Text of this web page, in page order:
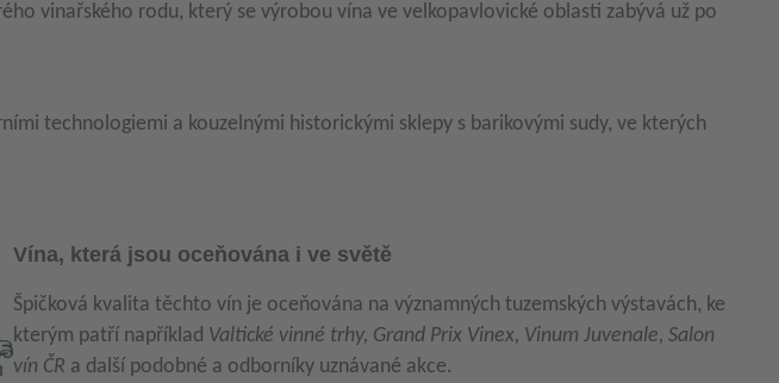
vinařského rodu, který se výrobou vína ve velkopavlovické oblasti zabývá už po
technologiemi a kouzelnými historickými sklepy s barikovými sudy, ve kterých
Vína, která jsou oceňována i ve světě
Špičková kvalita těchto vín je oceňována na významných tuzemských výstavách, ke
kterým patří například Valtické vinné trhy, Grand Prix Vinex, Vinum Juvenale, Salon
vín ČR a další podobné a odborníky uznávané akce.